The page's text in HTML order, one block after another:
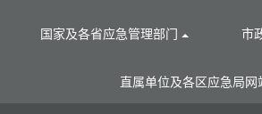
国家及各省应急管理部门 市
直属单位及各区应急局网